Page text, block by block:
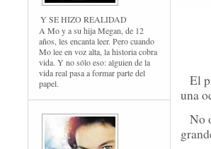
Y SE HIZO REALIDAD
A Mo y a su hija Megan, de 12
años, les encanta leer. Pero cuando
Mo lee en voz alta, la historia cobra
vida. Y no sólo eso: alguien de la
vida real pasa a formar parte del
papel.
El
una
No